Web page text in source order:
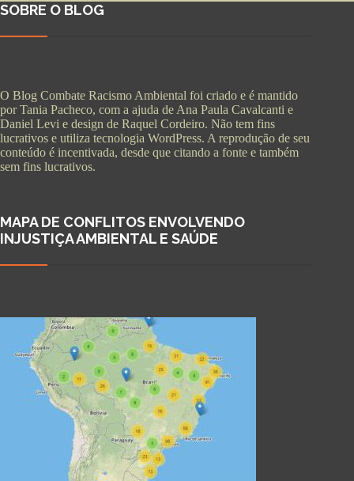
SOBRE O BLOG
O Blog Combate Racismo Ambiental foi criado e é mantido
por Tania Pacheco, com a ajuda de Ana Paula Cavalcanti e
Daniel Levi e design de Raquel Cordeiro. Não tem fins
lucrativos e utiliza tecnologia WordPress. A reprodução de seu
conteúdo é incentivada, desde que citando a fonte e também
sem fins lucrativos.
MAPA DE CONFLITOS ENVOLVENDO
INJUSTIÇA AMBIENTAL E SAÚDE